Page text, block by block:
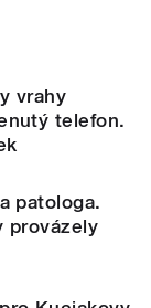
vrahy
telefon.
patologa.
provázely